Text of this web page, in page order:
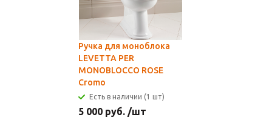
Ручка для моноблока
LEVETTA PER
MONOBLOCCO ROSE
Cromo
Есть в наличии (1 шт)
5 000 руб. /шт